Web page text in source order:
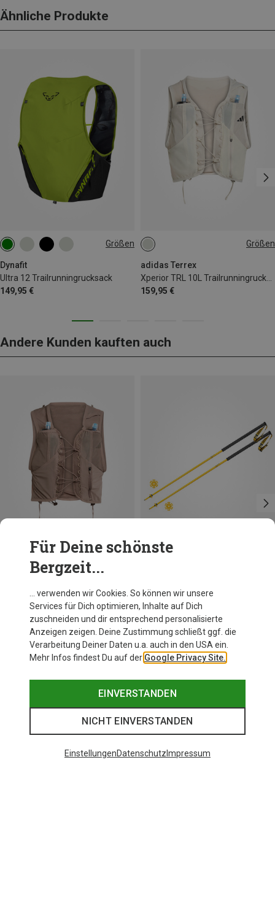
Ähnliche Produkte
Größen
Dynafit
Ultra 12 Trailrunningrucksack
149,95 €
12L | S 12L | L
12L | XL
12L | XS
Größen
adidas Terrex
159,95 €
10L | S
10L | M
10L | L
Andere Kunden kauften auch
Du sparst 26%
Für Deine schönste
Bergzeit...
… verwenden wir Cookies. So können wir unsere
Services für Dich optimieren, Inhalte auf Dich
zuschneiden und dir entsprechend personalisierte
Anzeigen zeigen. Deine Zustimmung schließt ggf. die
Verarbeitung Deiner Daten u.a. auch in den USA ein.
Mehr Infos findest Du auf der Google Privacy Site.
EINVERSTANDEN
NICHT EINVERSTANDEN
EinstellungenDatenschutz Impressum